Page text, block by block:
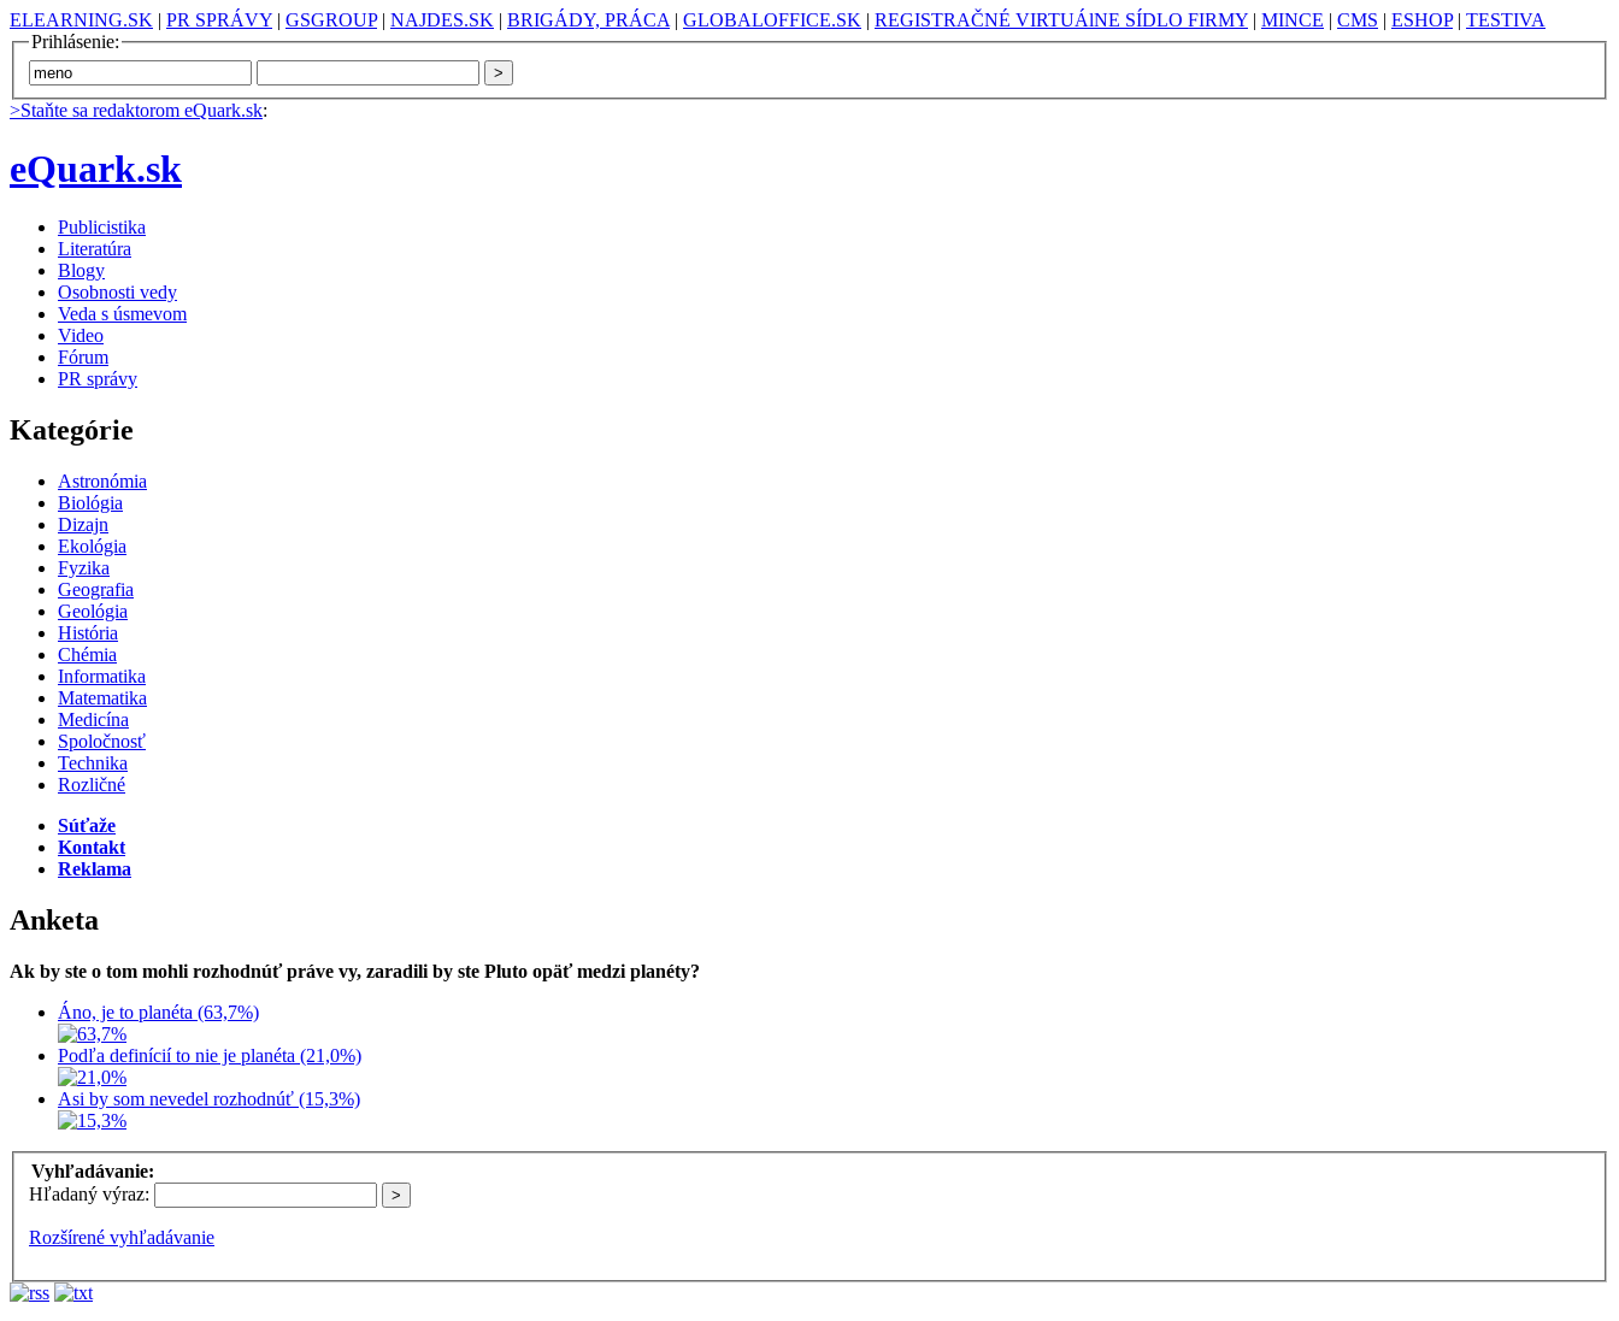
ELEARNING.SK | PR SPRÁVY | GSGROUP| NAJDES.SK | BRIGÁDY, PRÁCA | GLOBALOFFICE.SK | REGISTRAČNÉ VIRTUÁlNE SÍDLO FIRMY | MINCE | CMS | ESHOP| TESTIVA
Prihlásenie:
>Staňte sa redaktorom eQuark.sk:
eQuark.sk
Publicistika
Literatúra
Blogy
Osobnosti vedy
Veda s úsmevom
Video
Fórum
PR správy
Kategórie
Astronómia
Biológia
Dizajn
Ekológia
Fyzika
Geografia
Geológia
História
Chémia
Informatika
Matematika
Medicína
Spoločnosť
Technika
Rozličné
Súťaže
Kontakt
Reklama
Anketa
Ak by ste o tom mohli rozhodnúť práve vy, zaradili by ste Pluto opäť medzi planéty?
Áno, je to planéta (63,7%)
Podľa definícií to nie je planéta (21,0%)
Asi by som nevedel rozhodnúť (15,3%)
Vyhľadávanie:
Hľadaný výraz:
Rozšírené vyhľadávanie